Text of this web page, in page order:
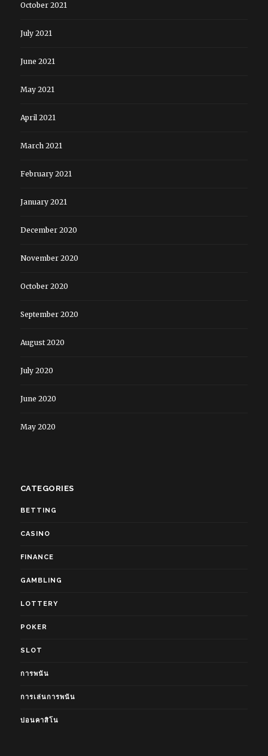
October 2021
July 2021
June 2021
May 2021
April 2021
March 2021
February 2021
January 2021
December 2020
November 2020
October 2020
September 2020
August 2020
July 2020
June 2020
May 2020
CATEGORIES
BETTING
CASINO
FINANCE
GAMBLING
LOTTERY
POKER
SLOT
การพนัน
การเล่นการพนัน
บ่อนคาสิโน